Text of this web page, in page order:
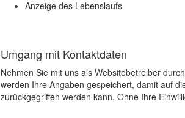
Anzeige des Lebenslaufs
Umgang mit Kontaktdaten
Nehmen Sie mit uns als Websitebetreiber
werden Ihre Angaben gespeichert, damit auf
zurückgegriffen werden kann. Ohne Ihre